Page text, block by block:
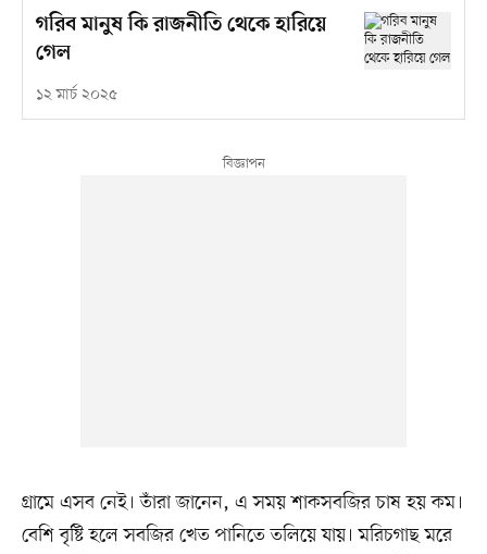
গরিব মানুষ কি রাজনীতি থেকে হারিয়ে
গেল
১২ মার্চ ২০২৫
গ্রামে এসব নেই। তাঁরা জানেন, এ সময় শাকসবজির চাষ হয় কম।
বেশি বৃষ্টি হলে সবজির খেত পানিতে তলিয়ে যায়। মরিচগাছ মরে